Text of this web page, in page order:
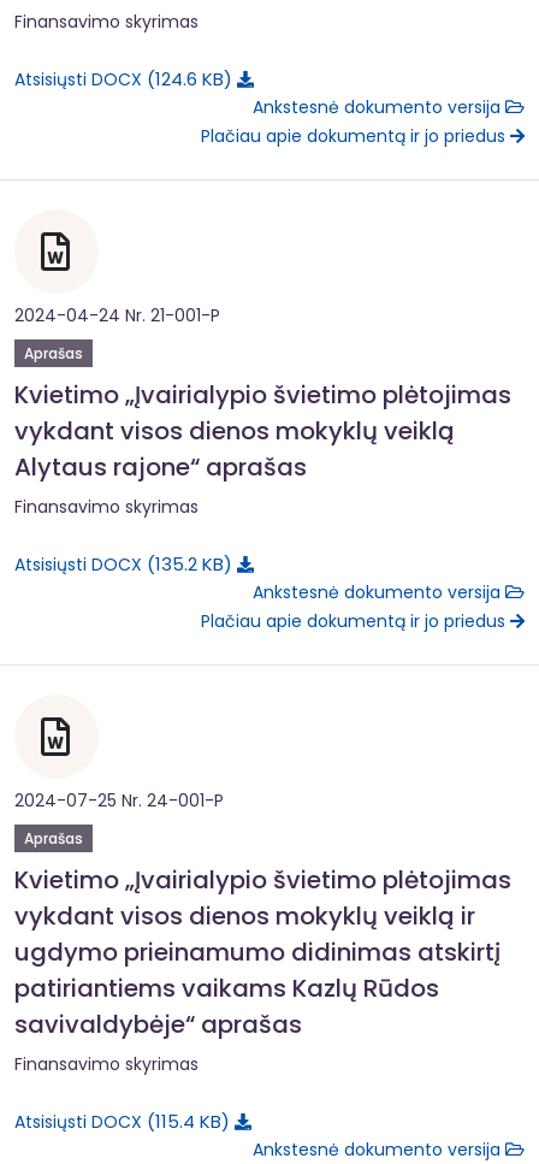
Finansavimo skyrimas
Atsisiųsti DOCX 124.6 KB
Ankstesnė dokumento versija
Plačiau apie dokumentą ir jo priedus
2024-04-24 Nr. 21-001-P
Aprašas
Kvietimo „Įvairialypio švietimo plėtojimas
vykdant visos dienos mokyklų veiklą
Alytaus rajone“ aprašas
Finansavimo skyrimas
Atsisiųsti DOCX 135.2 KB
Ankstesnė dokumento versija
Plačiau apie dokumentą ir jo priedus
2024-07-25 Nr. 24-001-P
Aprašas
Kvietimo „Įvairialypio švietimo plėtojimas
vykdant visos dienos mokyklų veiklą ir
ugdymo prieinamumo didinimas atskirtį
patiriantiems vaikams Kazlų Rūdos
savivaldybėje“ aprašas
Finansavimo skyrimas
Atsisiųsti DOCX 115.4 KB
Ankstesnė dokumento versija